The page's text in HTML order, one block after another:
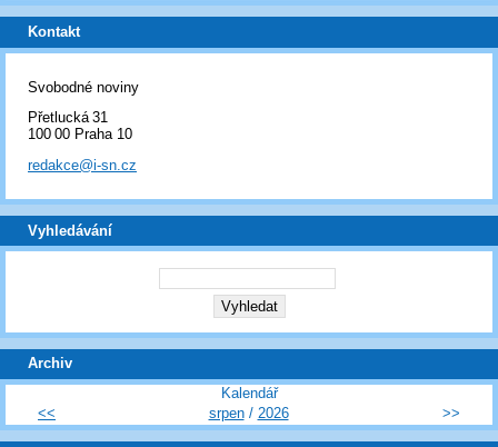
Kontakt
Svobodné noviny
Přetlucká 31
100 00 Praha 10
redakce@i-sn.cz
Vyhledávání
Archiv
Kalendář
<<
srpen/ 2026 >>